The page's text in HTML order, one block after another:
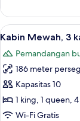
Chalet
Lihat
semua
foto
untuk
Kabin
Mewah,
3
10
Kabin Mewah, 3
Pemandangan
186 meter
Kapasitas 10
1 king, 1 queen,
Wi-Fi Gratis